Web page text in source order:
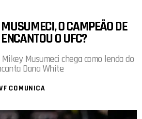
O CAMPEÃO DE
O UFC?
Musumeci chega como lenda do
Dana White
COMUNICA